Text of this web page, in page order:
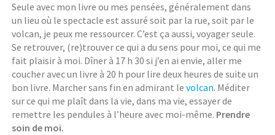
Seule avec mon livre ou mes pensées, généralement dans
un lieu où le spectacle est assuré soit par la rue, soit par le
volcan, je peux me ressourcer. C’est ça aussi, voyager seule.
Se retrouver, (re)trouver ce qui a du sens pour moi, ce qui me
fait plaisir à moi. Dîner à 17 h 30 si j’en ai envie, aller me
coucher avec un livre à 20 h pour lire deux heures de suite un
bon livre. Marcher sans fin en admirant levolcan. Méditer
sur ce qui me plaît dans la vie, dans ma vie, essayer de
remettre les pendules à l’heure avec moi-même. Prendre
soin de moi.